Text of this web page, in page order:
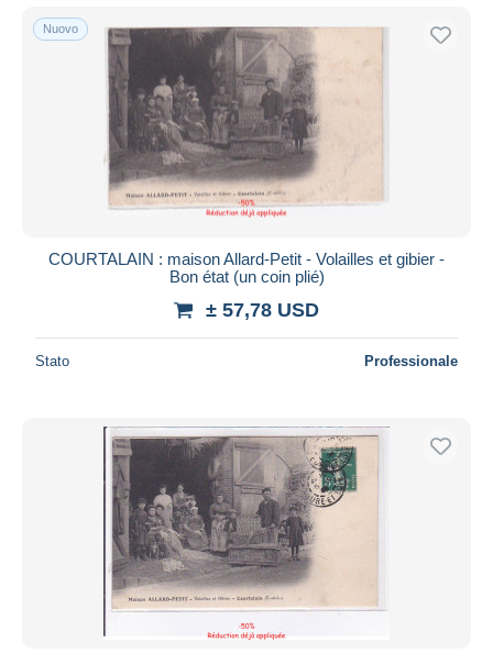
Nuovo
COURTALAIN : maison Allard-Petit - Volailles et gibier -
Bon état (un coin plié)
± 57,78 USD
Stato Professionale